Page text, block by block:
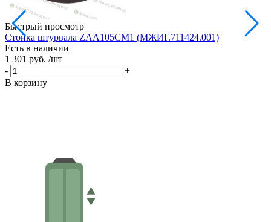
Быстрый просмотр
Стойка штурвала ZAA105CM1 (МЖИГ.711424.001)
Есть в наличии
1 301 руб. /шт
-
+
В корзину